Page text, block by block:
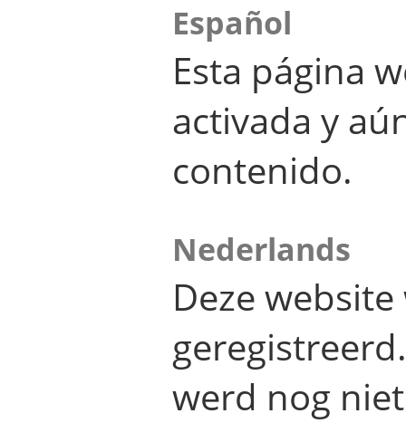
Español
Esta página
activada y
contenido.
Nederlands
Deze
werd nog